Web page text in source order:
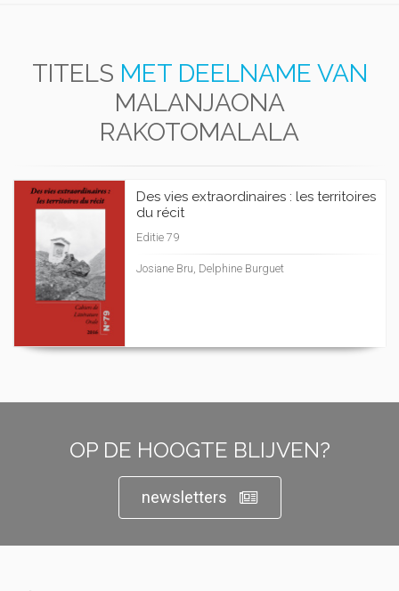
TITELS MET DEELNAME VAN
MALANJAONA
RAKOTOMALALA
Des vies extraordinaires : les territoires
du récit
Editie 79
Josiane Bru, Delphine Burguet
OP DE HOOGTE BLIJVEN?
newsletters